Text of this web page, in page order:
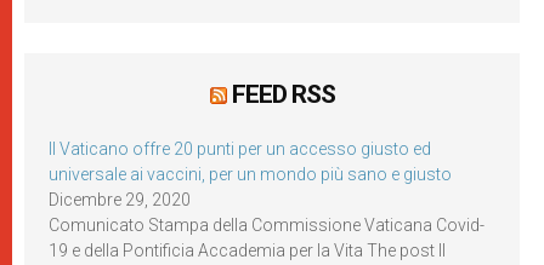
FEED RSS
Il Vaticano offre 20 punti per un accesso giusto ed
universale ai vaccini, per un mondo più sano e giusto
Dicembre 29, 2020
Comunicato Stampa della Commissione Vaticana Covid-
19 e della Pontificia Accademia per la Vita The post Il